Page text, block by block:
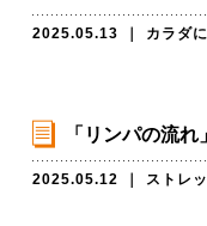
2025.05.13 カラダ
「リンパの流
2025.05.12 ストレ